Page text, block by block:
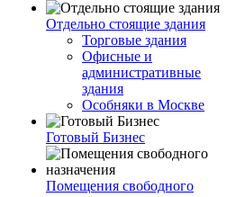
Отдельно стоящие здания
Торговые здания
Офисные и
административные
здания
Особняки в Москве
Готовый Бизнес
Помещения свободного